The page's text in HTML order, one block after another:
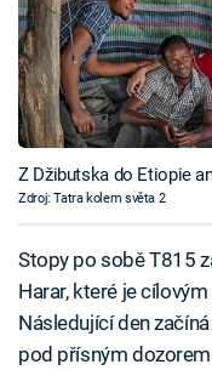
Z Džibutska do Etiopie
Zdroj: Tatra kolem světa 2
Stopy po sobě T815
Harar, které je
Následující den
pod přísným